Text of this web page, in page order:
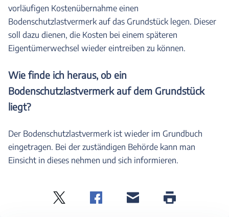
vorläufigen Kostenübernahme einen
Bodenschutzlastvermerk auf das Grundstück legen. Dieser
soll dazu dienen, die Kosten bei einem späteren
Eigentümerwechsel wieder eintreiben zu können.
Wie finde ich heraus, ob ein
Bodenschutzlastvermerk auf dem Grundstück
liegt?
Der Bodenschutzlastvermerk ist wieder im Grundbuch
eingetragen. Bei der zuständigen Behörde kann man
Einsicht in dieses nehmen und sich informieren.